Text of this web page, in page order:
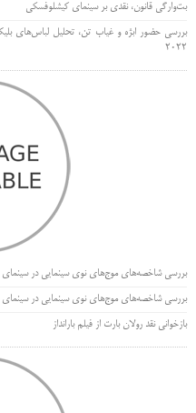
بت‌وارگی قانون، نقدی بر سینمای کیشلوفسکی
بررسی حضور ابژه و غیاب تن، تحلیل لباس‌های
۲۰۲۲
بررسی شاخصه‌های موج‌های نوی سینمایی در سینمای ایران سال‌های
بررسی شاخصه‌های موج‌های نوی سینمایی در سینمای ایران
بازخوانی نقد رولان بارت از فیلم بارانداز